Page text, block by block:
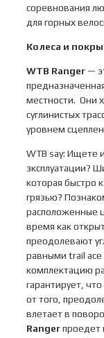
соревнования
для горных
Колеса и
WTB Ranger —
местности. Они
суглинистых
уровнем
WTB say: Ищете
эксплуатации?
которая быстро
грязью?
расположенные
время как
преодолевают
равными trail
комплектацию
гарантирует, что
от того,
влетает в
Rangerпроедет